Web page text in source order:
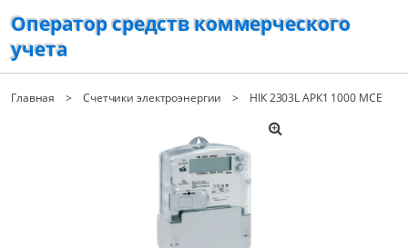
Оператор средств коммерческого
учета
Главная Счетчики электроэнергии НІК 2303L АPК1 1000 МСЕ